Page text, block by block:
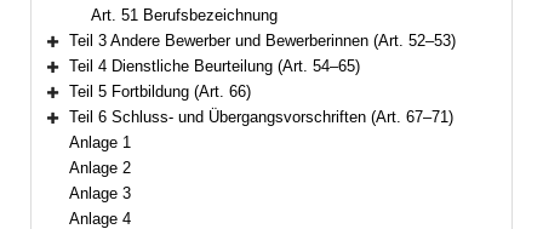
Art. 51 Berufsbezeichnung
Bereich erweitern
Teil 3 Andere Bewerber und Bewerberinnen (Art. 52–53)
Bereich erweitern
Teil 4 Dienstliche Beurteilung (Art. 54–65)
Bereich erweitern
Teil 5 Fortbildung (Art. 66)
Bereich erweitern
Teil 6 Schluss- und Übergangsvorschriften (Art. 67–71)
Anlage 1
Anlage 2
Anlage 3
Anlage 4